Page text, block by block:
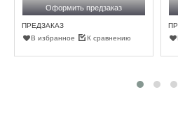
Оформить предзаказ
ПРЕДЗАКАЗ
В избранное
К сравнению